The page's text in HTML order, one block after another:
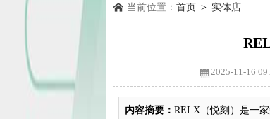
当前位置： 首页 > 实体店
2025-11-16
内容摘要： RELX（悦刻）是一